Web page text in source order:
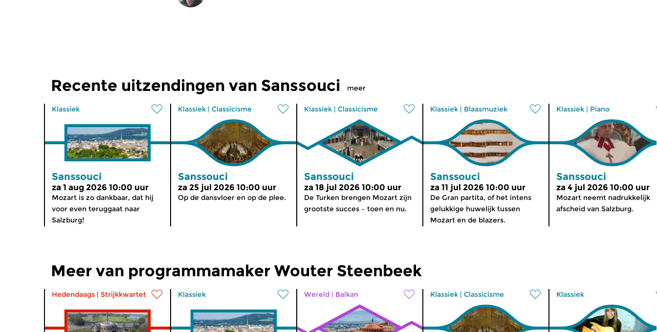
Recente uitzendingen van Sanssouci meer
Klassiek
Sanssouci
za 1 aug 2026 10:00 uur
Mozart is zo dankbaar, dat hij
voor even teruggaat naar
Salzburg!
Klassiek | Classicisme
Sanssouci
za 25 jul 2026 10:00 uur
Op de dansvloer en op de plee.
Klassiek | Classicisme
Sanssouci
za 18 jul 2026 10:00 uur
De Turken brengen Mozart zijn
grootste succes – toen en nu.
Klassiek | Blaasmuziek
Sanssouci
za 11 jul 2026 10:00 uur
De Gran partita, of het intens
gelukkige huwelijk tussen
Mozart en de blazers.
Klassiek | Piano
Sanssouci
za 4 jul 2026 10:00 uur
Mozart neemt nadrukkelijk
afscheid van Salzburg.
Meer van programmamaker Wouter Steenbeek
Hedendaags | Strijkkwartet Klassiek Wereld | Balkan Klassiek | Classicisme Klassiek